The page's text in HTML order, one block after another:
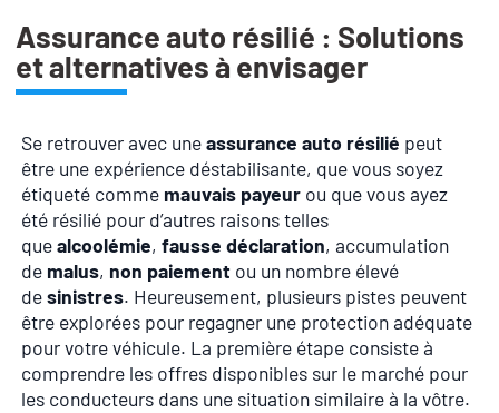
Assurance auto résilié : Solutions
et alternatives à envisager
Se retrouver avec uneassurance auto résilié peut
être une expérience déstabilisante, que vous soyez
étiqueté comme mauvais payeur ou que vous ayez
été résilié pour d’autres raisons telles
quealcoolémie, fausse déclaration, accumulation
de malus, non paiement ou un nombre élevé
desinistres. Heureusement, plusieurs pistes peuvent
être explorées pour regagner une protection adéquate
pour votre véhicule. La première étape consiste à
comprendre les offres disponibles sur le marché pour
les conducteurs dans une situation similaire à la vôtre.